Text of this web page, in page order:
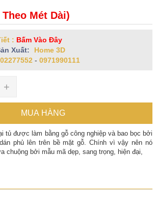
Mét Dài)
: Bấm Vào Đây
Xuất:
Home 3D
- 0971990111
+
MUA HÀNG
tủ được làm bằng gỗ công nghiệp và bao bọc bởi
phủ lên trên bề mặt gỗ. Chính vì vậy nên nó
chuộng bởi mẫu mã dẹp, sang trọng, hiện đại,